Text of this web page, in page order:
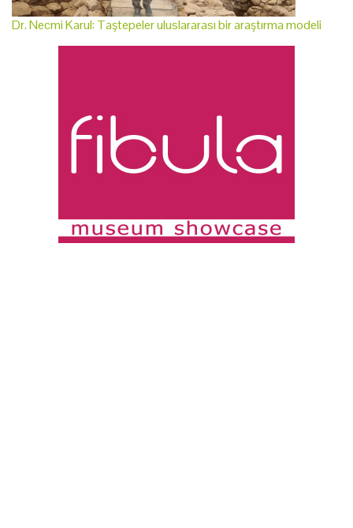
Dr. Necmi Karul: Taştepeler uluslararası bir araştırma modeli